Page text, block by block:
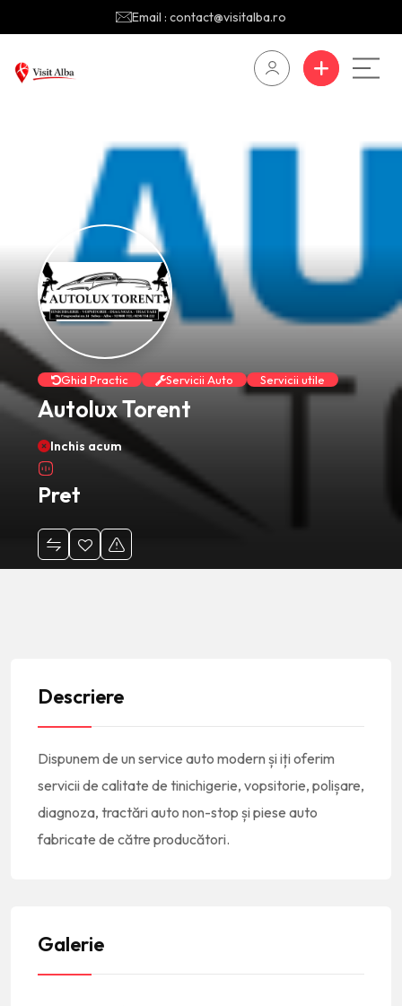
Email : contact@visitalba.ro
Ghid Practic Servicii Auto Servicii utile
Autolux Torent
Inchis acum
Pret
Descriere
Dispunem de un service auto modern și iți oferim
servicii de calitate de tinichigerie, vopsitorie, polișare,
diagnoza, tractări auto non-stop și piese auto
fabricate de către producători.
Galerie